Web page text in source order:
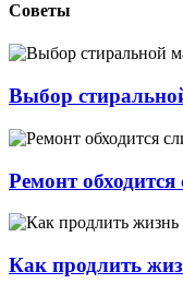
Советы
Выбор
Ремонт
Как продлить